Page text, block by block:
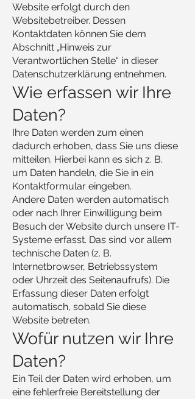
Website erfolgt durch den
Websitebetreiber. Dessen
Kontaktdaten können Sie dem
Abschnitt „Hinweis zur
Verantwortlichen Stelle“ in dieser
Datenschutzerklärung entnehmen.
Wie erfassen wir Ihre
Daten?
Ihre Daten werden zum einen
dadurch erhoben, dass Sie uns diese
mitteilen. Hierbei kann es sich z. B.
um Daten handeln, die Sie in ein
Kontaktformular eingeben.
Andere Daten werden automatisch
oder nach Ihrer Einwilligung beim
Besuch der Website durch unsere IT-
Systeme erfasst. Das sind vor allem
technische Daten (z. B.
Internetbrowser, Betriebssystem
oder Uhrzeit des Seitenaufrufs). Die
Erfassung dieser Daten erfolgt
automatisch, sobald Sie diese
Website betreten.
Wofür nutzen wir Ihre
Daten?
Ein Teil der Daten wird erhoben, um
eine fehlerfreie Bereitstellung der